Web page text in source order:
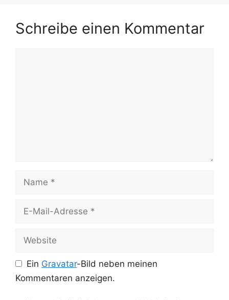
Schreibe einen Kommentar
Name
Website
Ein Gravatar-Bild neben meinen
Kommentaren anzeigen.